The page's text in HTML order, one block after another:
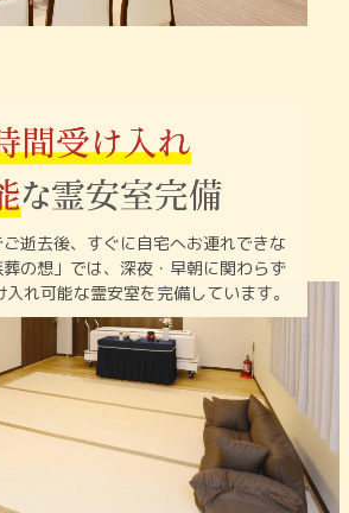
逝去後、すぐに自宅へお連れできな
の想」では、深夜・早朝に関わらず
れ可能な霊安室を完備しています。